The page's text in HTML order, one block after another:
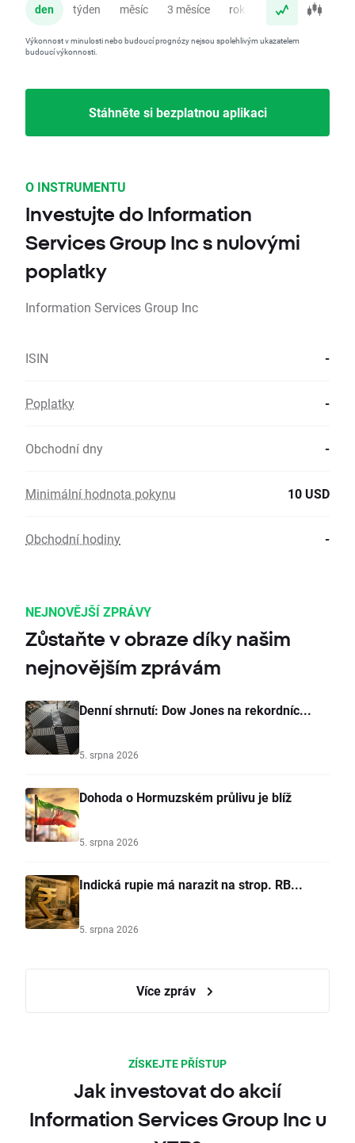
den týden měsíc 3 měsíce rok
Výkonnost v minulosti nebo budoucí prognózy nejsou spolehlivým ukazatelem
budoucí výkonnosti.
Stáhněte si bezplatnou aplikaci
O INSTRUMENTU
Investujte do Information
Services Group Inc s nulovými
poplatky
Information Services Group Inc
ISIN -
Poplatky -
Obchodní dny -
Minimální hodnota pokynu 10 USD
Obchodní hodiny -
NEJNOVĚJŠÍ ZPRÁVY
Zůstaňte v obraze díky našim
nejnovějším zprávám
Denní shrnutí: Dow Jones na rekordníc...
5. srpna 2026
Dohoda o Hormuzském průlivu je blíž
5. srpna 2026
Indická rupie má narazit na strop. RB...
5. srpna 2026
Více zpráv
ZÍSKEJTE PŘÍSTUP
Jak investovat do akcií
Information Services Group Inc u